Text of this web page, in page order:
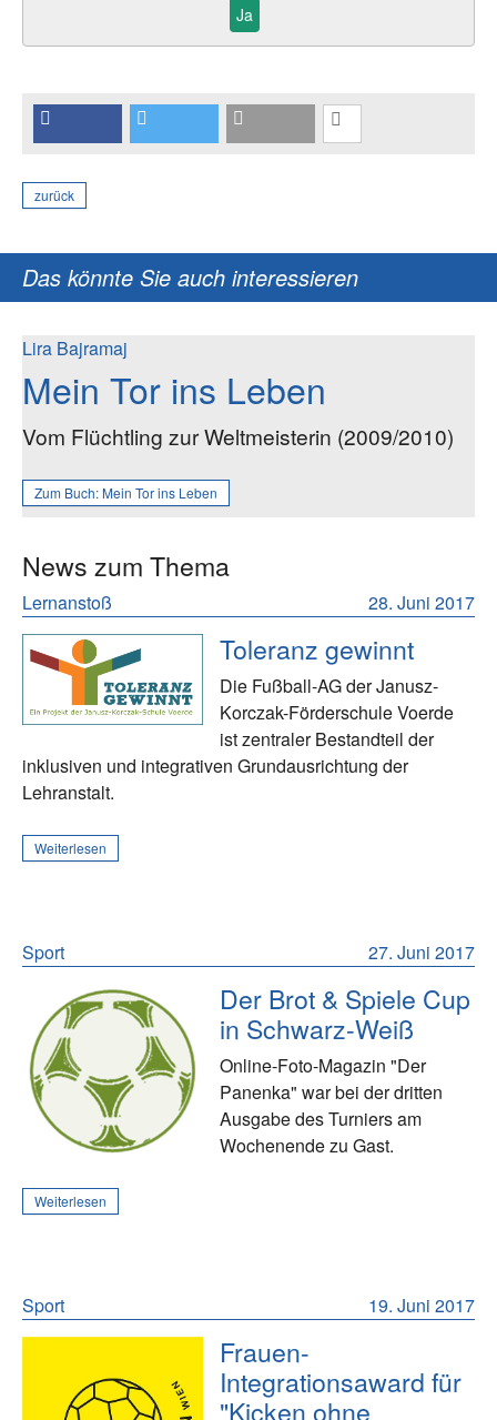
Ja
zurück
Das könnte Sie auch interessieren
Lira Bajramaj
Mein Tor ins Leben
Vom Flüchtling zur Weltmeisterin (2009/2010)
Zum Buch:Mein Tor ins Leben
News zum Thema
28. Juni 2017
Lernanstoß
Toleranz gewinnt
Die Fußball-AG der Janusz-
Korczak-Förderschule Voerde
ist zentraler Bestandteil der
inklusiven und integrativen Grundausrichtung der
Lehranstalt.
Weiterlesen
27. Juni 2017
Sport
Der Brot & Spiele Cup
in Schwarz-Weiß
Online-Foto-Magazin "Der
Panenka" war bei der dritten
Ausgabe des Turniers am
Wochenende zu Gast.
Weiterlesen
19. Juni 2017
Sport
Frauen-
Integrationsaward für
"Kicken ohne